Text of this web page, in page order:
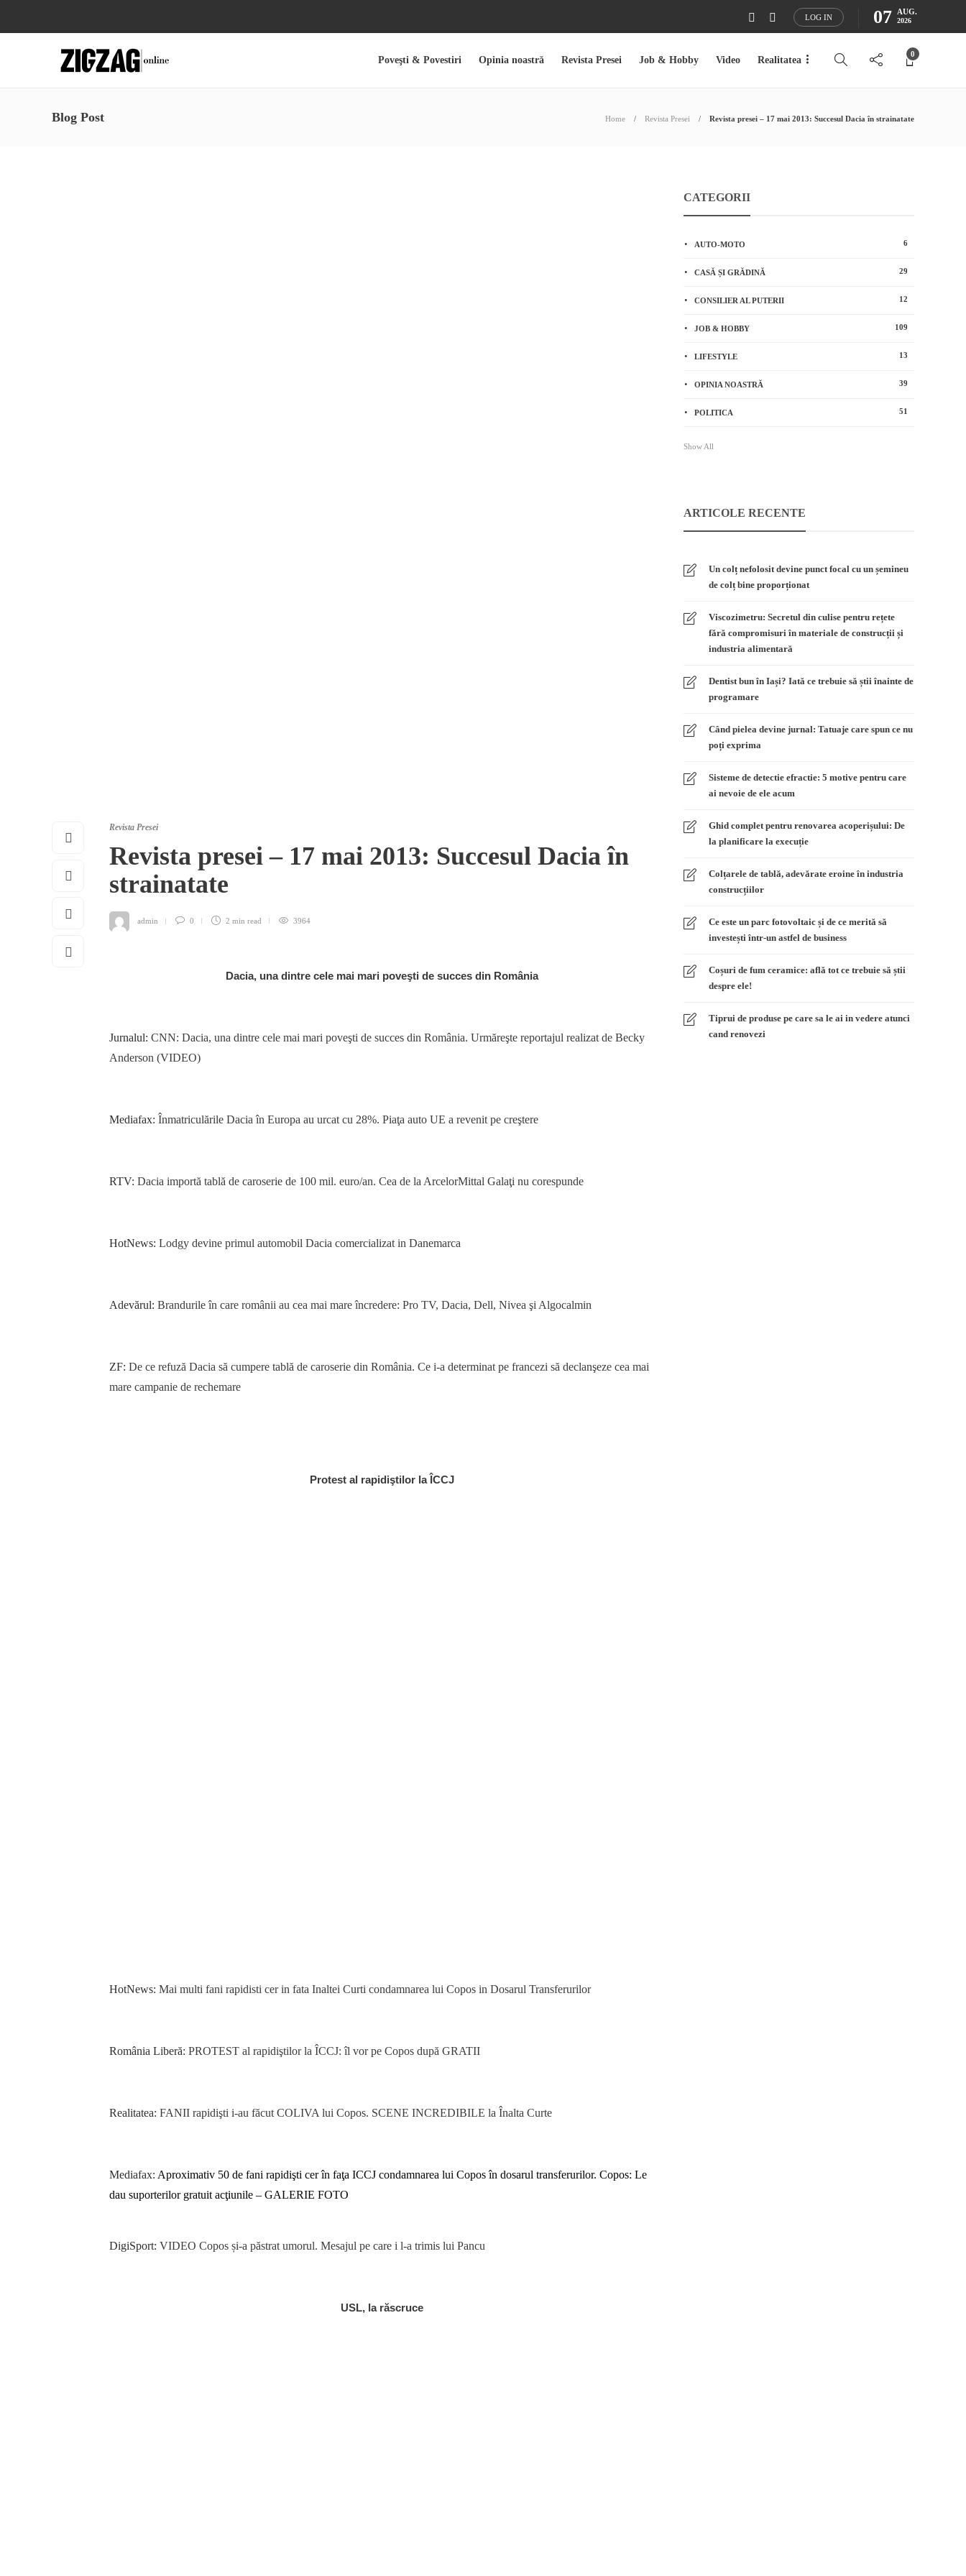
LOG IN 07 AUG.
2026
Poveşti & Povestiri Opinia noastră Revista Presei Job & Hobby Video Realitatea
0
Blog Post Home Revista Presei Revista presei – 17 mai 2013: Succesul Dacia în strainatate
Revista Presei
Revista presei – 17 mai 2013: Succesul Dacia în
strainatate
admin 0 2 min read 3964
Dacia, una dintre cele mai mari poveşti de succes din România
Jurnalul: CNN: Dacia, una dintre cele mai mari poveşti de succes din România. Urmăreşte reportajul realizat de Becky
Anderson (VIDEO)
Mediafax: Înmatriculările Dacia în Europa au urcat cu 28%. Piaţa auto UE a revenit pe creştere
RTV: Dacia importă tablă de caroserie de 100 mil. euro/an. Cea de la ArcelorMittal Galaţi nu corespunde
HotNews: Lodgy devine primul automobil Dacia comercializat in Danemarca
Adevărul: Brandurile în care românii au cea mai mare încredere: Pro TV, Dacia, Dell, Nivea şi Algocalmin
ZF: De ce refuză Dacia să cumpere tablă de caroserie din România. Ce i-a determinat pe francezi să declanşeze cea mai
mare campanie de rechemare
Protest al rapidiştilor la ÎCCJ
HotNews: Mai multi fani rapidisti cer in fata Inaltei Curti condamnarea lui Copos in Dosarul Transferurilor
România Liberă: PROTEST al rapidiştilor la ÎCCJ: îl vor pe Copos după GRATII
Realitatea: FANII rapidişti i-au făcut COLIVA lui Copos. SCENE INCREDIBILE la Înalta Curte
Mediafax: Aproximativ 50 de fani rapidişti cer în faţa ICCJ condamnarea lui Copos în dosarul transferurilor. Copos: Le
dau suporterilor gratuit acţiunile – GALERIE FOTO
DigiSport: VIDEO Copos și-a păstrat umorul. Mesajul pe care i l-a trimis lui Pancu
USL, la răscruce
CATEGORII
AUTO-MOTO 6
CASĂ ȘI GRĂDINĂ 29
CONSILIER AL PUTERII 12
JOB & HOBBY 109
LIFESTYLE 13
OPINIA NOASTRĂ 39
POLITICA 51
Show All
ARTICOLE RECENTE
Un colț nefolosit devine punct focal cu un șemineu
de colț bine proporționat
Viscozimetru: Secretul din culise pentru rețete
fără compromisuri în materiale de construcții și
industria alimentară
Dentist bun în Iași? Iată ce trebuie să știi înainte de
programare
Când pielea devine jurnal: Tatuaje care spun ce nu
poți exprima
Sisteme de detectie efractie: 5 motive pentru care
ai nevoie de ele acum
Ghid complet pentru renovarea acoperișului: De
la planificare la execuție
Colțarele de tablă, adevărate eroine în industria
construcțiilor
Ce este un parc fotovoltaic și de ce merită să
investești într-un astfel de business
Coșuri de fum ceramice: află tot ce trebuie să știi
despre ele!
Tiprui de produse pe care sa le ai in vedere atunci
cand renovezi